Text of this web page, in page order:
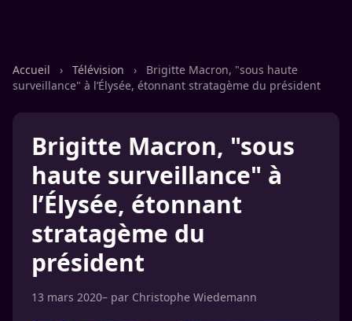
Accueil › Télévision ›
Brigitte Macron, "sous haute
surveillance" à l’Élysée, étonnant stratagème du président
Brigitte Macron, "sous
haute surveillance" à
l’Élysée, étonnant
stratagème du
président
13 mars 2020– par Christophe Wiedemann